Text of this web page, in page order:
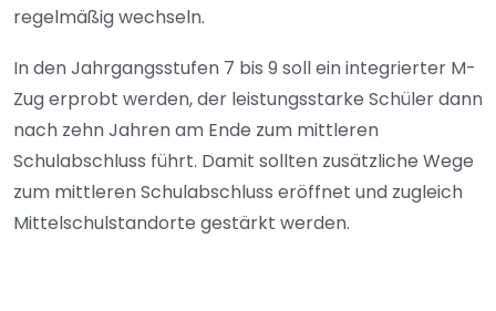
regelmäßig wechseln.
In den Jahrgangsstufen 7 bis 9 soll ein integrierter M-
Zug erprobt werden, der leistungsstarke Schüler dann
nach zehn Jahren am Ende zum mittleren
Schulabschluss führt. Damit sollten zusätzliche Wege
zum mittleren Schulabschluss eröffnet und zugleich
Mittelschulstandorte gestärkt werden.